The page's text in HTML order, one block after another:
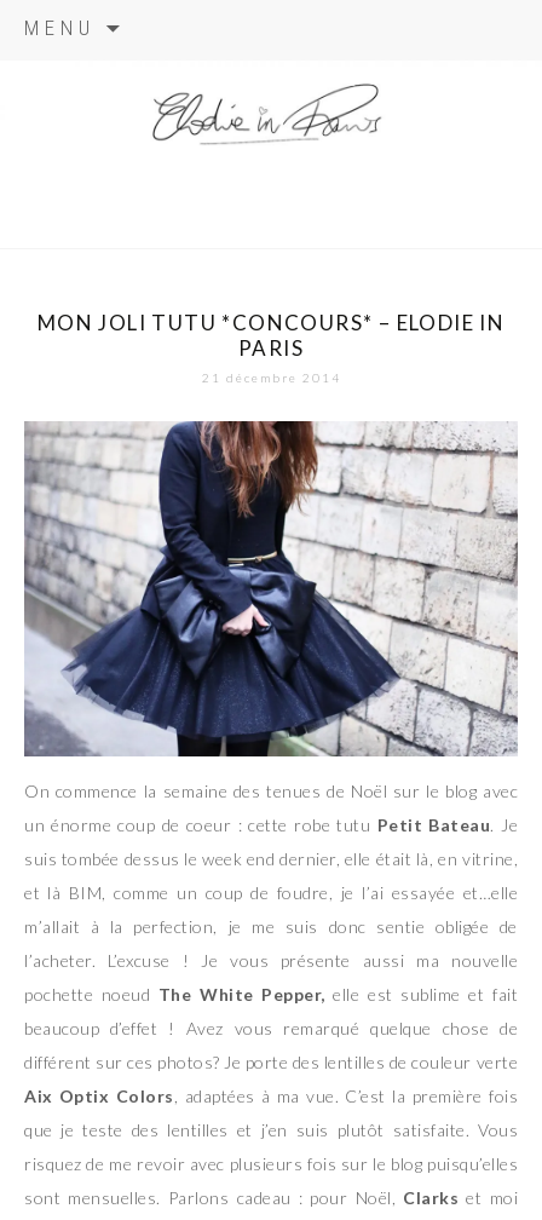
MENU
MON JOLI TUTU *CONCOURS* – ELODIE IN
PARIS
21 décembre 2014
On commence la semaine des tenues de Noël sur le blog avec
un énorme coup de coeur : cette robe tutu Petit Bateau. Je
suis tombée dessus le week end dernier, elle était là, en vitrine,
et là BIM, comme un coup de foudre, je l’ai essayée et…elle
m’allait à la perfection, je me suis donc sentie obligée de
l’acheter. L’excuse ! Je vous présente aussi ma nouvelle
pochette noeud The White Pepper, elle est sublime et fait
beaucoup d’effet ! Avez vous remarqué quelque chose de
différent sur ces photos? Je porte des lentilles de couleur verte
Aix Optix Colors
, adaptées à ma vue. C’est la première fois
que je teste des lentilles et j’en suis plutôt satisfaite. Vous
risquez de me revoir avec plusieurs fois sur le blog puisqu’elles
sont mensuelles. Parlons cadeau : pour Noël, Clarks et moi